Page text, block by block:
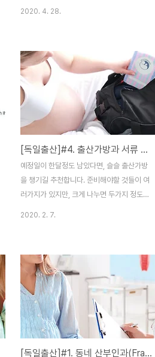
하고, 대략 한달안에 U3(생후 4-5주에 받는
검사)를 받게되니 그 전에 아이의 보험카드를
받아두는 편이 여러모로 편하다. 그래야 U3
검사 때, 아이의 보험카드를 들고 병원에서
진료를 볼 수 있기 때문이다. 보험신청을 하
고 나서도... 아이의 보험카드가 도착하기까
지 빠르면 1주, 늦어지면 3주까지 걸리니 미
리미리 해두는 편이 좋다. 그러니 아이아빠
(경우에 따라서는 엄마)는 웬만하면 보험 등
록을 미루지말고..
2020. 4. 28.
[독일출산]#4. 출산가방과 서류 준비하기
예정일이 한달정도 남았다면, 슬슬 출산가방
을 챙기길 추천합니다. 준비해야할 것들이 여
러가지가 있지만, 크게 나누면 두가지 정도의
등을 받지 않으셨다면 아이가 나오기 전, 미
리미리 준비해두시길 바랍니다. 1. 출산가방
준비 리스트 아래 리스트는 인터넷에 돌아다
니는 출산가방 리스트(Packliste
Kliniktasche)를 한글로 옮겨놓은 것입니
다. 실제로 경험해 보니, 아래 목록 중 실제로
필요한 것들도 있었고, 병원에서 제공하는 것
2020. 2. 7.
[독일출산]#1. 동네 산부인과(Frauenarzt) 예약하기